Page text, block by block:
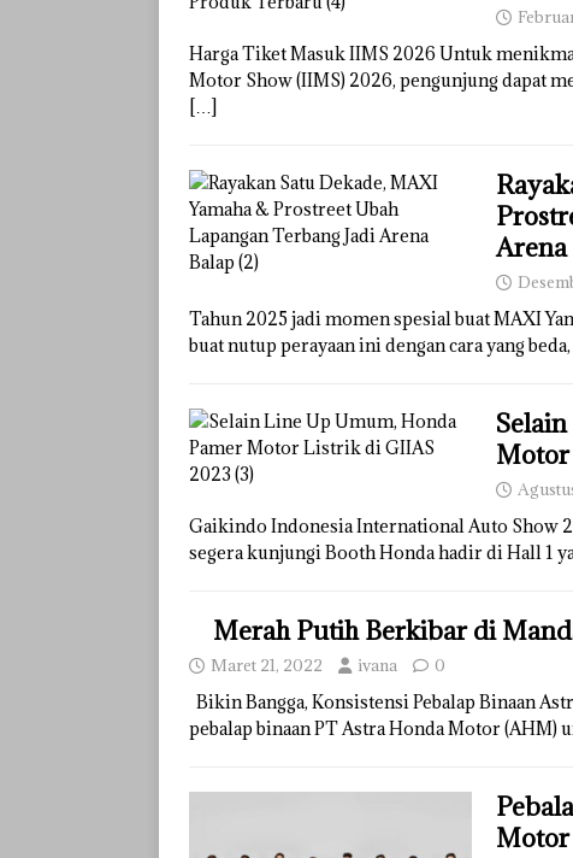
Harga Tiket Masuk IIMS 2026 Untuk
Motor Show (IIMS) 2026, pengunjung dapat
[…]
Arena
Tahun 2025 jadi momen spesial buat MAXI
buat nutup perayaan ini dengan cara yang beda,
Gaikindo Indonesia International Auto Show
segera kunjungi Booth Honda hadir di Hall 1
Merah Putih Berkibar di
Maret 21, 2022 ivana 0
Bikin Bangga, Konsistensi Pebalap Binaan
pebalap binaan PT Astra Honda Motor (AHM)